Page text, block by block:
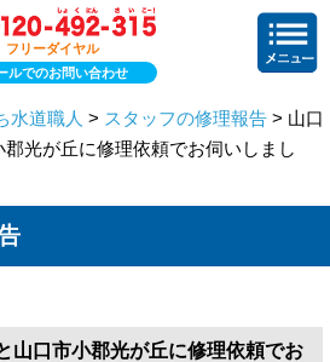
フリーダイヤル
ルでのお問い合わせ
水道職人 > スタッフの修理報告 > 山口
光が丘に修理依頼でお伺いしまし
山口市小郡光が丘に修理依頼でお